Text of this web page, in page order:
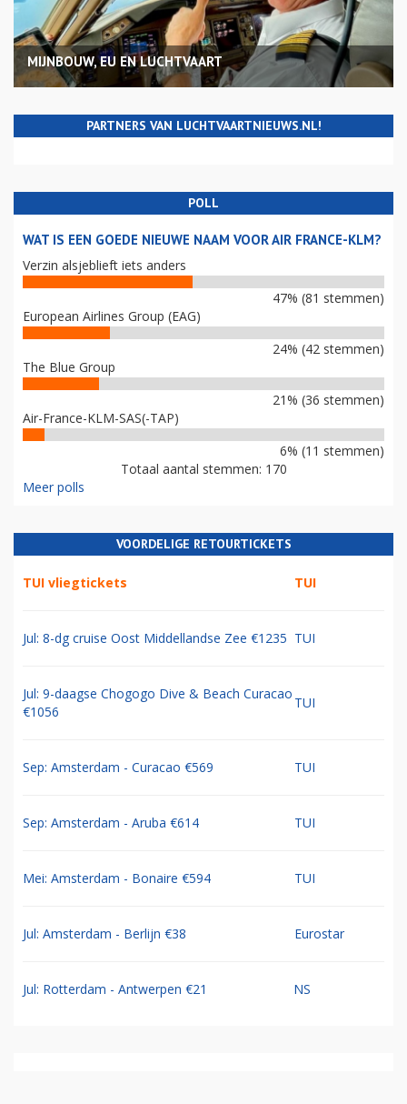
MIJNBOUW, EU EN LUCHTVAART
PARTNERS VAN LUCHTVAARTNIEUWS.NL!
POLL
WAT IS EEN GOEDE NIEUWE NAAM VOOR AIR FRANCE-KLM?
Verzin alsjeblieft iets anders
47% (81 stemmen)
European Airlines Group (EAG)
24% (42 stemmen)
The Blue Group
21% (36 stemmen)
Air-France-KLM-SAS(-TAP)
6% (11 stemmen)
Totaal aantal stemmen: 170
Meer polls
VOORDELIGE RETOURTICKETS
TUI vliegtickets TUI
Jul: 8-dg cruise Oost Middellandse Zee €1235 TUI
Jul: 9-daagse Chogogo Dive & Beach Curacao
€1056
TUI
Sep: Amsterdam - Curacao €569 TUI
Sep: Amsterdam - Aruba €614 TUI
Mei: Amsterdam - Bonaire €594 TUI
Jul: Amsterdam - Berlijn €38 Eurostar
Jul: Rotterdam - Antwerpen €21 NS